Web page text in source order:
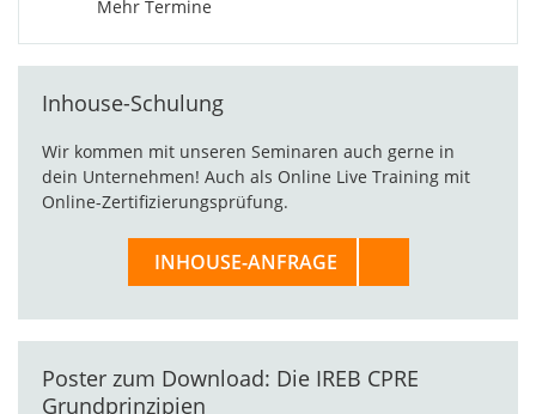
Mehr Termine
Inhouse-Schulung
Wir kommen mit unseren Seminaren auch gerne in
dein Unternehmen! Auch als Online Live Training mit
Online-Zertifizierungsprüfung.
INHOUSE-ANFRAGE
Poster zum Download: Die IREB CPRE
Grundprinzipien